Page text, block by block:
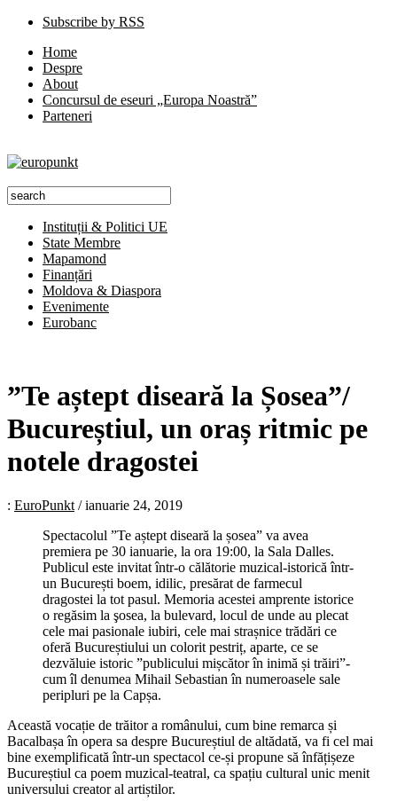
Subscribe by RSS
Home
Despre
About
Concursul de eseuri „Europa Noastră”
Parteneri
Instituții & Politici UE
State Membre
Mapamond
Finanțări
Moldova & Diaspora
Evenimente
Eurobanc
”Te aștept diseară la Șosea”/
Bucureștiul, un oraș ritmic pe
notele dragostei
: EuroPunkt /ianuarie 24, 2019
Spectacolul ”Te aștept diseară la șosea” va avea
premiera pe 30 ianuarie, la ora 19:00, la Sala Dalles.
Publicul este invitat într-o călătorie muzical-istorică într-
un București boem, idilic, presărat de farmecul
dragostei la tot pasul. Memoria acestei amprente istorice
o regăsim la şosea, la bulevard, locul de unde au plecat
cele mai pasionale iubiri, cele mai strașnice trădări ce
oferă Bucureștiului un colorit pestriț, aparte, ce se
dezvăluie istoric ”publicului mișcător în inimă și trăiri”-
cum îl denumea Mihail Sebastian în numeroasele sale
peripluri pe la Capșa.
Această vocație de trăitor a românului, cum bine remarca și
Bacalbașa în opera sa despre Bucureștiul de altădată, va fi cel mai
bine exemplificată într-un spectacol ce-și propune să înfățișeze
Bucureștiul ca poem muzical-teatral, ca spațiu cultural unic menit
universului creator al artiștilor.